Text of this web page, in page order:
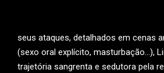
seus ataques, detalhados em cenas
(sexo oral explícito, masturbação…),
trajetória sangrenta e sedutora pela